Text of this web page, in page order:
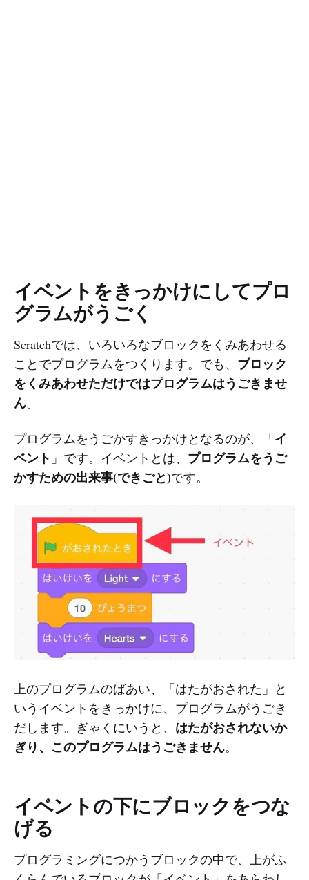
イベントをきっかけにしてプロ
グラムがうごく
Scratchでは、いろいろなブロックをくみあわせる
ことでプログラムをつくります。でも、 ブロック
をくみあわせただけではプログラムはうごきませ
ん。
プログラムをうごかすきっかけとなるのが、「イ
ベント 」です。イベントとは、 プログラムをうご
かすための出来事(できごと)です。
上のプログラムのばあい、「はたがおされた」と
いうイベントをきっかけに、プログラムがうごき
だします。ぎゃくにいうと、 はたがおされないか
ぎり、このプログラムはうごきません。
イベントの下にブロックをつな
げる
プログラミングにつかうブロックの中で、上がふ